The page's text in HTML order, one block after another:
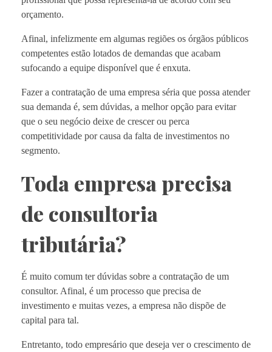
orçamento.
Afinal, infelizmente em algumas regiões os órgãos públicos
competentes estão lotados de demandas que acabam
sufocando a equipe disponível que é enxuta.
Fazer a contratação de uma empresa séria que possa atender
sua demanda é, sem dúvidas, a melhor opção para evitar
que o seu negócio deixe de crescer ou perca
competitividade por causa da falta de investimentos no
segmento.
Toda empresa precisa
de consultoria
tributária?
É muito comum ter dúvidas sobre a contratação de um
consultor. Afinal, é um processo que precisa de
investimento e muitas vezes, a empresa não dispõe de
capital para tal.
Entretanto, todo empresário que deseja ver o crescimento de